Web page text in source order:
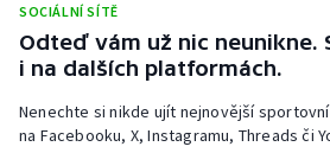
SOCIÁLNÍ SÍTĚ
Odteď vám už nic neunikne.
i na dalších platformách.
Nenechte si nikde ujít nejnovější
na Facebooku, X, Instagramu, Threads či